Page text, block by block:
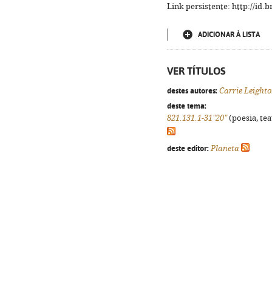
Link persistente: http://
ADICIONAR À LISTA
VER TÍTULOS
destes autores: Carrie
deste tema:
821.131.1-31"20"(poesia,
deste editor: Planeta